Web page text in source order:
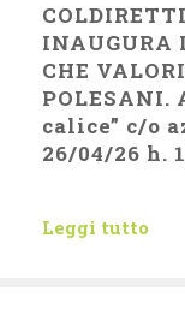
INAUGURA
CHE
POLESANI.
calice” c/o
26/04/26 h.
Leggi tutto